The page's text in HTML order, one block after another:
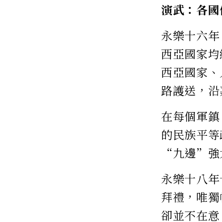
演武：各
永樂十六
西亞國家
西亞國家
路護送，
在每個軍
的民族平
“九邊”強
永樂十八
拜禮，唯
卻並不在